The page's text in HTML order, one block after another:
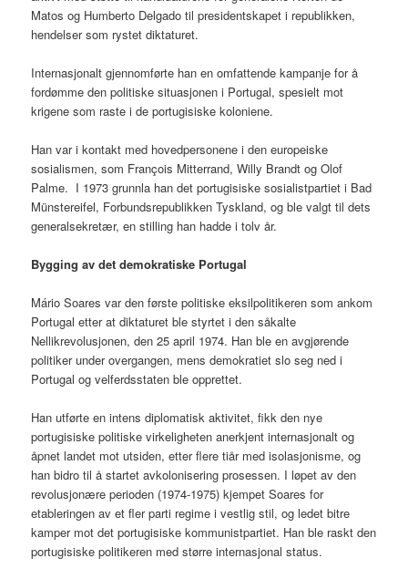
Matos og Humberto Delgado til presidentskapet i republikken,
hendelser som rystet diktaturet.
Internasjonalt gjennomførte han en omfattende kampanje for å
fordømme den politiske situasjonen i Portugal, spesielt mot
krigene som raste i de portugisiske koloniene.
Han var i kontakt med hovedpersonene i den europeiske
sosialismen, som François Mitterrand, Willy Brandt og Olof
Palme. I 1973 grunnla han det portugisiske sosialistpartiet i Bad
Münstereifel, Forbundsrepublikken Tyskland, og ble valgt til dets
generalsekretær, en stilling han hadde i tolv år.
Bygging av det demokratiske Portugal
Mário Soares var den første politiske eksilpolitikeren som ankom
Portugal etter at diktaturet ble styrtet i den såkalte
Nellikrevolusjonen, den 25 april 1974. Han ble en avgjørende
politiker under overgangen, mens demokratiet slo seg ned i
Portugal og velferdsstaten ble opprettet.
Han utførte en intens diplomatisk aktivitet, fikk den nye
portugisiske politiske virkeligheten anerkjent internasjonalt og
åpnet landet mot utsiden, etter flere tiår med isolasjonisme, og
han bidro til å startet avkolonisering prosessen. I løpet av den
revolusjonære perioden (1974-1975) kjempet Soares for
etableringen av et fler parti regime i vestlig stil, og ledet bitre
kamper mot det portugisiske kommunistpartiet. Han ble raskt den
portugisiske politikeren med større internasjonal status.